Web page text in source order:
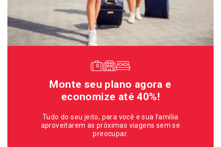
Monte seu plano agora e
economize até 40%!
Tudo do seu jeito, para você e sua família
aproveitarem as próximas viagens sem se
preocupar.